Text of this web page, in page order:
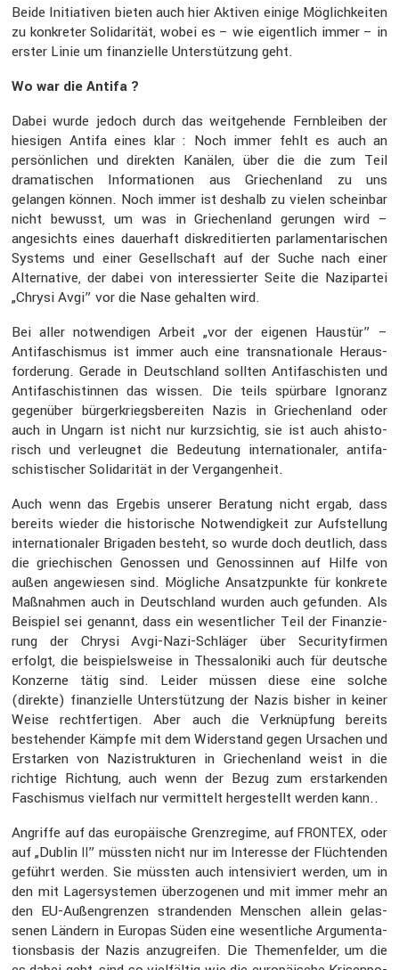
Beide Initia­tiven bieten auch hier Aktiven einige Möglich­keiten
zu konkreter Solida­rität, wobei es – wie eigent­lich immer – in
erster Linie um finan­zi­elle Unter­stüt­zung geht.
Wo war die Antifa ?
Dabei wurde jedoch durch das weitge­hende Fernbleiben der
hiesigen Antifa eines klar : Noch immer fehlt es auch an
persön­li­chen und direkten Kanälen, über die die zum Teil
drama­ti­schen Infor­ma­tionen aus Griechen­land zu uns
gelangen können. Noch immer ist deshalb zu vielen scheinbar
nicht bewusst, um was in Griechen­land gerungen wird –
angesichts eines dauer­haft diskre­di­tierten parla­men­ta­ri­schen
Systems und einer Gesell­schaft auf der Suche nach einer
Alter­na­tive, der dabei von inter­es­sierter Seite die Nazipartei
„Chrysi Avgi” vor die Nase gehalten wird.
Bei aller notwen­digen Arbeit „vor der eigenen Haustür” –
Antifa­schismus ist immer auch eine trans­na­tio­nale Heraus­
for­de­rung. Gerade in Deutsch­land sollten Antifa­schisten und
Antifa­schis­tinnen das wissen. Die teils spürbare Ignoranz
gegen­über bürger­kriegs­be­reiten Nazis in Griechen­land oder
auch in Ungarn ist nicht nur kurzsichtig, sie ist auch ahisto­
risch und verleugnet die Bedeu­tung inter­na­tio­naler, antifa­
schis­ti­scher Solida­rität in der Vergan­gen­heit.
Auch wenn das Ergebis unserer Beratung nicht ergab, dass
bereits wieder die histo­ri­sche Notwen­dig­keit zur Aufstel­lung
inter­na­tio­naler Brigaden besteht, so wurde doch deutlich, dass
die griechi­schen Genossen und Genos­sinnen auf Hilfe von
außen angewiesen sind. Mögliche Ansatz­punkte für konkrete
Maßnahmen auch in Deutsch­land wurden auch gefunden. Als
Beispiel sei genannt, dass ein wesent­li­cher Teil der Finan­zie­
rung der Chrysi Avgi-Nazi-Schläger über Securi­ty­firmen
erfolgt, die beispiels­weise in Thessa­lo­niki auch für deutsche
Konzerne tätig sind. Leider müssen diese eine solche
(direkte) finan­zi­elle Unter­stüt­zung der Nazis bisher in keiner
Weise recht­fer­tigen. Aber auch die Verknüp­fung bereits
bestehender Kämpfe mit dem Wider­stand gegen Ursachen und
Erstarken von Nazistruk­turen in Griechen­land weist in die
richtige Richtung, auch wenn der Bezug zum erstar­kenden
Faschismus vielfach nur vermit­telt herge­stellt werden kann..
Angriffe auf das europäi­sche Grenz­re­gime, aufFRONTEX, oder
auf „Dublin II” müssten nicht nur im Inter­esse der Flüch­tenden
geführt werden. Sie müssten auch inten­si­viert werden, um in
den mit Lager­sys­temen überzo­genen und mit immer mehr an
den EU-Außen­grenzen stran­denden Menschen allein gelas­
senen Ländern in Europas Süden eine wesent­liche Argumen­ta­
ti­ons­basis der Nazis anzugreifen. Die Themen­felder, um die